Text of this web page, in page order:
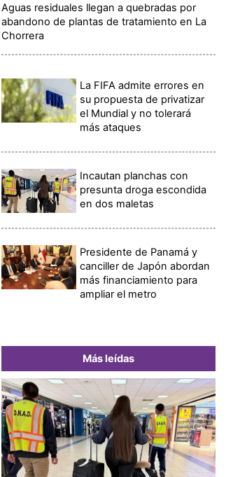
Aguas residuales llegan a quebradas por
abandono de plantas de tratamiento en La
Chorrera
La FIFA admite errores en
su propuesta de privatizar
el Mundial y no tolerará
más ataques
Incautan planchas con
presunta droga escondida
en dos maletas
Presidente de Panamá y
canciller de Japón abordan
más financiamiento para
ampliar el metro
Más leídas